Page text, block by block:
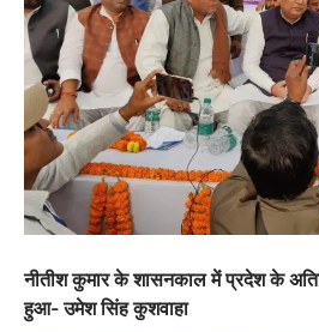
नीतीश कुमार के शासनकाल में प्रदेश के
हुआ- उमेश सिंह कुशवाहा